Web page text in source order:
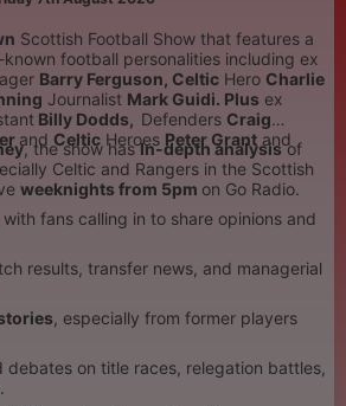
Scottish Football Show that features a
football personalities including ex
Barry Ferguson, Celtic Hero Charlie
Journalist Mark Guidi. Plus ex
Billy Dodds, Defenders Craig
and Celtic Heroes Peter Grant and
, the show hasIn-depth analysis of
Celtic and Rangers in the Scottish
weeknights from 5pm on Go Radio.
with fans calling in to share opinions and
results, transfer news, and managerial
, especially from former players
debates on title races, relegation battles,